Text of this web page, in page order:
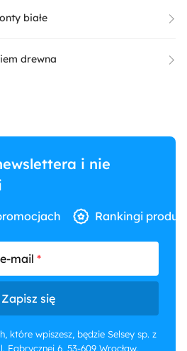
białe
drewna
i nie
Rankingi
mail
Zapisz się
które wpiszesz, będzie Selsey sp. z
Fabrycznej 6, 53-609 Wrocław.